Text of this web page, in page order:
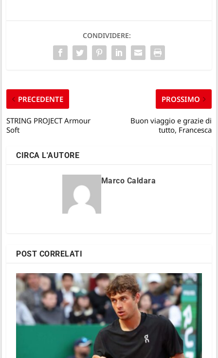
CONDIVIDERE:
PRECEDENTE
STRING PROJECT Armour
Soft
PROSSIMO
Buon viaggio e grazie di
tutto, Francesca
CIRCA L'AUTORE
Marco Caldara
POST CORRELATI